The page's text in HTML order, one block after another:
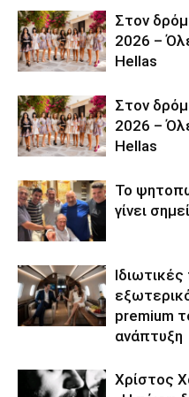
Στον
2026 –
Hellas
Στον
2026 –
Hellas
Το
γίνει
premium
ανάπτυξη
Χρίστος